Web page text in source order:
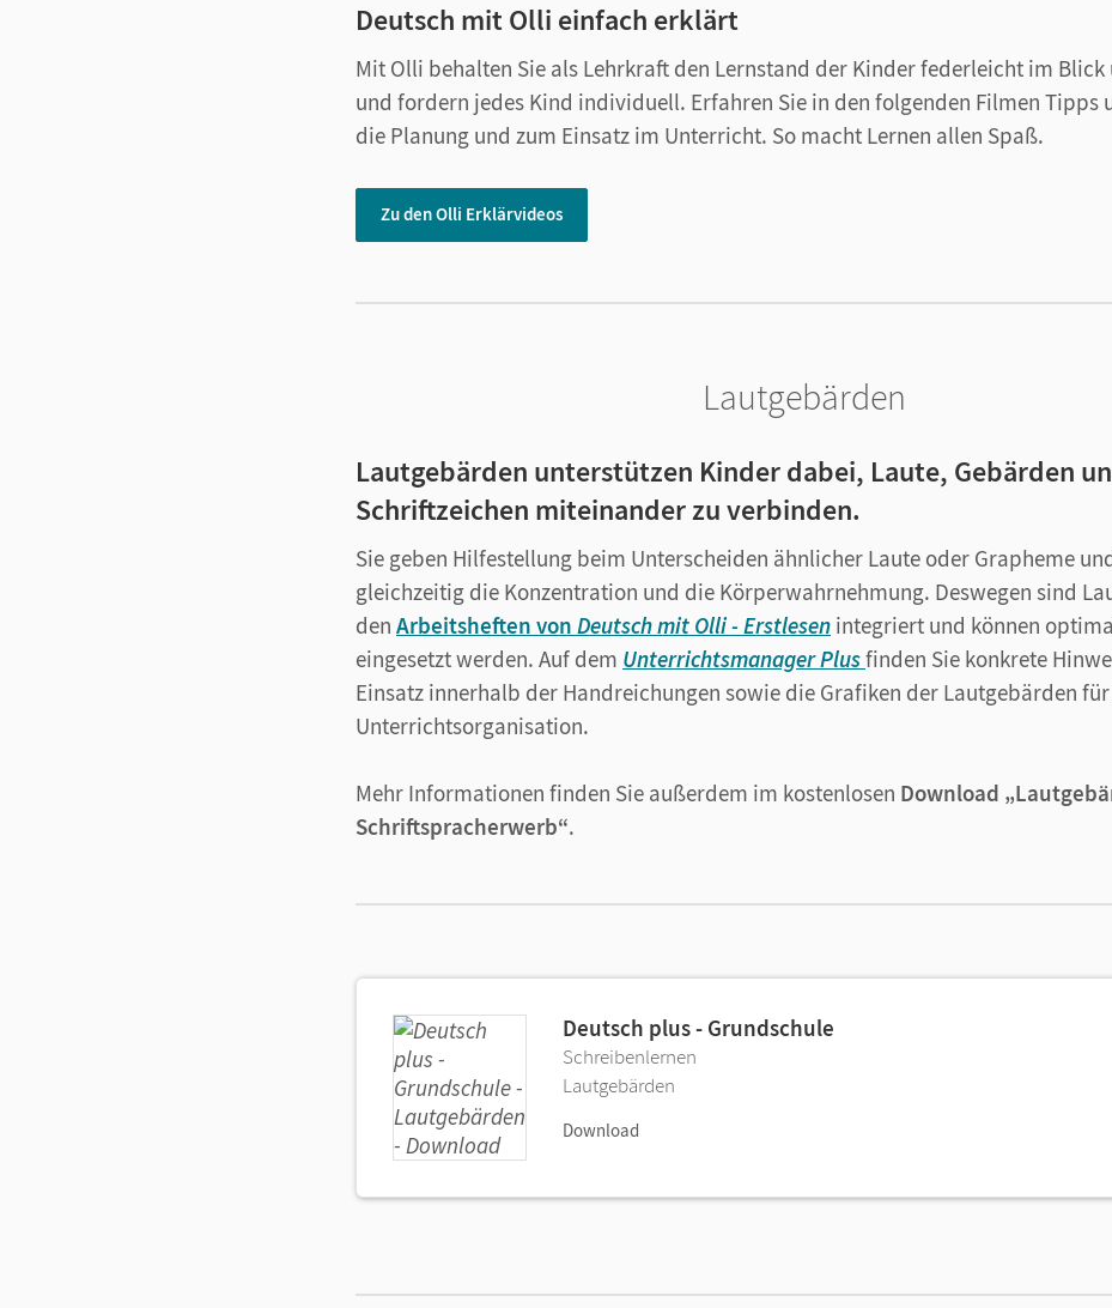
Deutsch mit Olli einfach erklärt
Mit Olli behalten Sie als Lehrkraft den Lernstand der Kinder federleicht im
und fordern jedes Kind individuell. Erfahren Sie in den folgenden Filmen Tipps
die Planung und zum Einsatz im Unterricht. So macht Lernen allen Spaß.
Zu den Olli Erklärvideos
Lautgebärden
Lautgebärden unterstützen Kinder dabei, Laute, Gebärden
Schriftzeichen miteinander zu verbinden.
Sie geben Hilfestellung beim Unterscheiden ähnlicher Laute oder Grapheme
gleichzeitig die Konzentration und die Körperwahrnehmung. Deswegen sind
den Arbeitsheften von Deutsch mit Olli- Erstlesen integriert und können
eingesetzt werden. Auf dem Unterrichtsmanager Plusfinden Sie konkrete
Einsatz innerhalb der Handreichungen sowie die Grafiken der Lautgebärden
Unterrichtsorganisation.
Mehr Informationen finden Sie außerdem im kostenlosen Download
Schriftspracherwerb“.
Deutsch plus - Grundschule
Schreibenlernen
Lautgebärden
Download